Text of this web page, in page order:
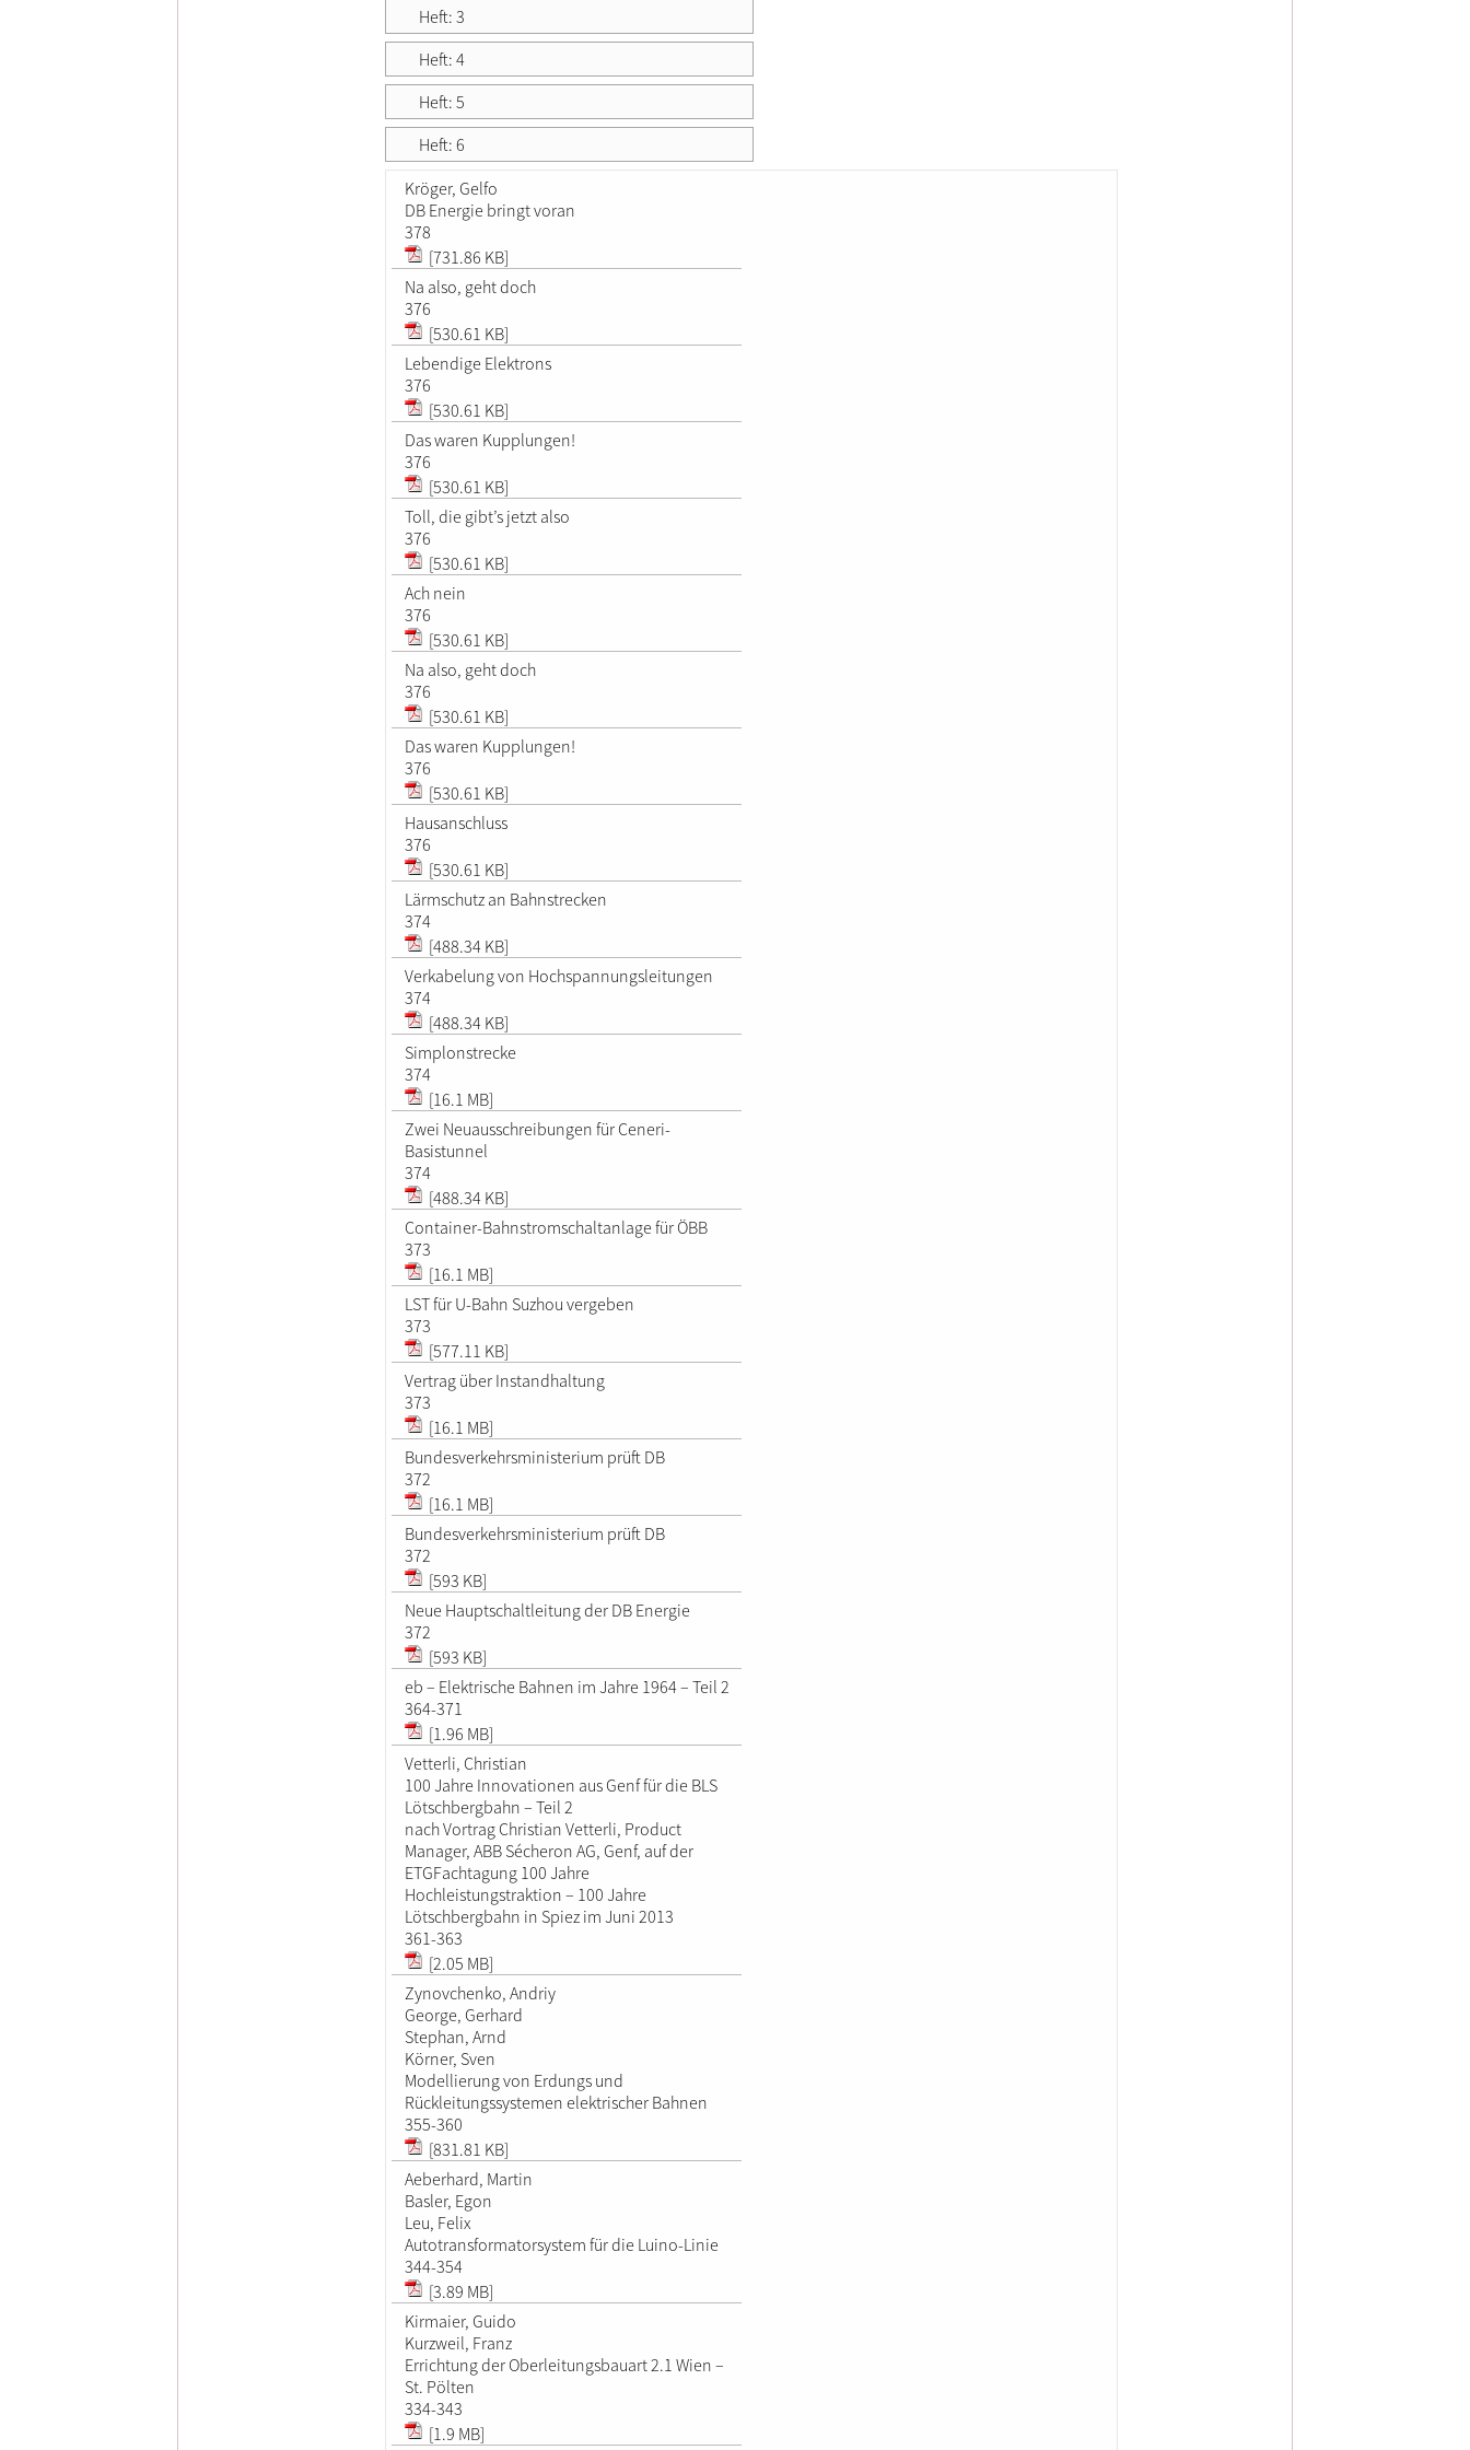
Heft: 3
Heft: 4
Heft: 5
Heft: 6
Kröger, Gelfo
DB Energie bringt voran
378
[731.86 KB]
Na also, geht doch
376
[530.61 KB]
Lebendige Elektrons
376
[530.61 KB]
Das waren Kupplungen!
376
[530.61 KB]
Toll, die gibt’s jetzt also
376
[530.61 KB]
Ach nein
376
[530.61 KB]
Na also, geht doch
376
[530.61 KB]
Das waren Kupplungen!
376
[530.61 KB]
Hausanschluss
376
[530.61 KB]
Lärmschutz an Bahnstrecken
374
[488.34 KB]
Verkabelung von Hochspannungsleitungen
374
[488.34 KB]
Simplonstrecke
374
[16.1 MB]
Zwei Neuausschreibungen für Ceneri-
Basistunnel
374
[488.34 KB]
Container-Bahnstromschaltanlage für ÖBB
373
[16.1 MB]
LST für U-Bahn Suzhou vergeben
373
[577.11 KB]
Vertrag über Instandhaltung
373
[16.1 MB]
Bundesverkehrsministerium prüft DB
372
[16.1 MB]
Bundesverkehrsministerium prüft DB
372
[593 KB]
Neue Hauptschaltleitung der DB Energie
372
[593 KB]
eb – Elektrische Bahnen im Jahre 1964 – Teil 2
364-371
[1.96 MB]
Vetterli, Christian
100 Jahre Innovationen aus Genf für die BLS
Lötschbergbahn – Teil 2
nach Vortrag Christian Vetterli, Product
Manager, ABB Sécheron AG, Genf, auf der
ETGFachtagung 100 Jahre
Hochleistungstraktion – 100 Jahre
Lötschbergbahn in Spiez im Juni 2013
361-363
[2.05 MB]
Zynovchenko, Andriy
George, Gerhard
Stephan, Arnd
Körner, Sven
Modellierung von Erdungs und
Rückleitungssystemen elektrischer Bahnen
355-360
[831.81 KB]
Aeberhard, Martin
Basler, Egon
Leu, Felix
Autotransformatorsystem für die Luino-Linie
344-354
[3.89 MB]
Kirmaier, Guido
Kurzweil, Franz
Errichtung der Oberleitungsbauart 2.1 Wien –
St. Pölten
334-343
[1.9 MB]